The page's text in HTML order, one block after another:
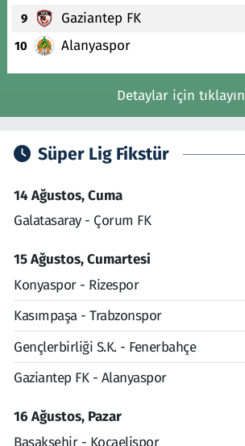
9 Gaziantep FK
10 Alanyaspor
Detaylar için tıklayın
Süper Lig Fikstür
14 Ağustos, Cuma
Galatasaray - Çorum FK
15 Ağustos, Cumartesi
Konyaspor - Rizespor
Kasımpaşa - Trabzonspor
Gençlerbirliği S.K. - Fenerbahçe
Gaziantep FK - Alanyaspor
16 Ağustos, Pazar
Başakşehir - Kocaelispor